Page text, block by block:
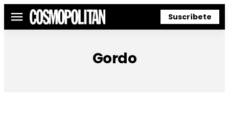
Menú Suscríbete
Gordo